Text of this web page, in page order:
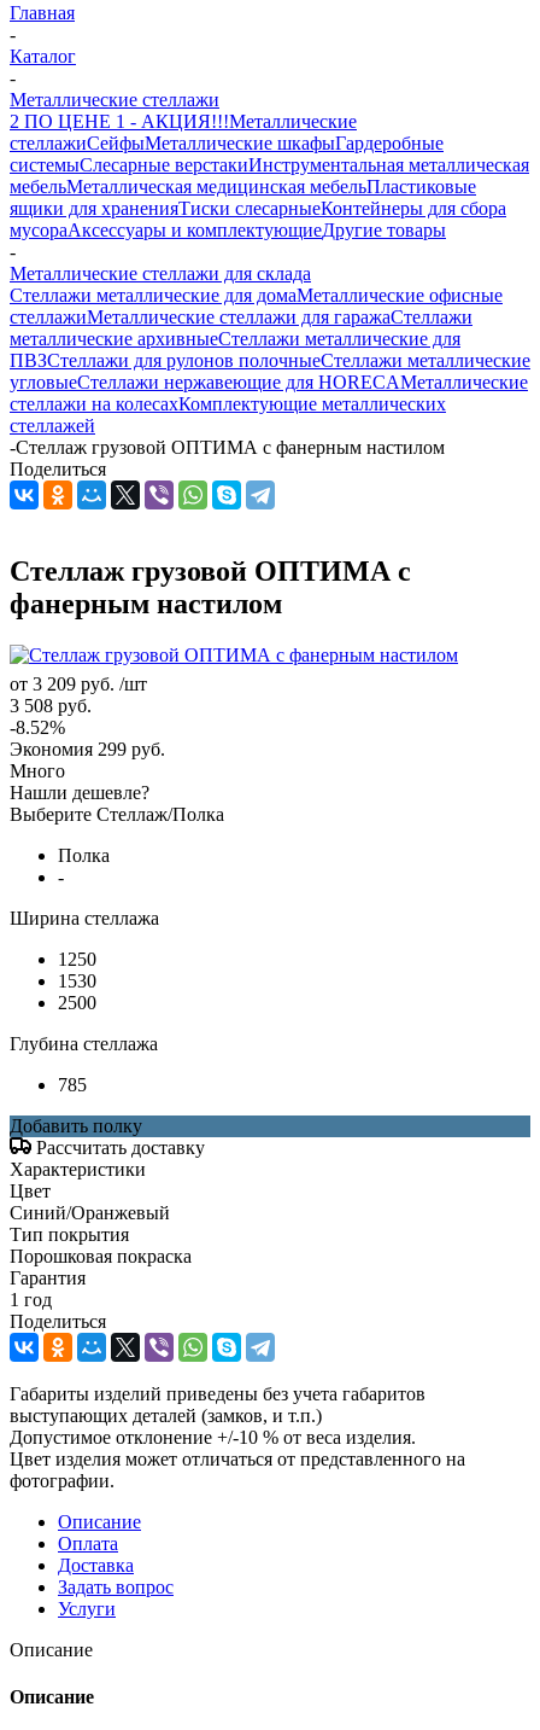
Главная
-
Каталог
-
Металлические стеллажи
2 ПО ЦЕНЕ 1 - АКЦИЯ!!!Металлические
стеллажиСейфыМеталлические шкафыГардеробные
системыСлесарные верстакиИнструментальная металлическая
мебельМеталлическая медицинская мебельПластиковые
ящики для храненияТиски слесарныеКонтейнеры для сбора
мусораАксессуары и комплектующиеДругие товары
-
Металлические стеллажи для склада
Стеллажи металлические для домаМеталлические офисные
стеллажиМеталлические стеллажи для гаражаСтеллажи
металлические архивныеСтеллажи металлические для
ПВЗСтеллажи для рулонов полочныеСтеллажи металлические
угловыеСтеллажи нержавеющие для HORECAМеталлические
стеллажи на колесахКомплектующие металлических
стеллажей
-Стеллаж грузовой ОПТИМА с фанерным настилом
Поделиться
Стеллаж грузовой ОПТИМА с
фанерным настилом
от 3 209 руб. /шт
3 508 руб.
-8.52%
Экономия 299 руб.
Много
Нашли дешевле?
Выберите Стеллаж/Полка
Полка
-
Ширина стеллажа
1250
1530
2500
Глубина стеллажа
785
Добавить полку
Рассчитать доставку
Характеристики
Цвет
Синий/Оранжевый
Тип покрытия
Порошковая покраска
Гарантия
1 год
Поделиться
Габариты изделий приведены без учета габаритов
выступающих деталей (замков, и т.п.)
Допустимое отклонение +/-10 % от веса изделия.
Цвет изделия может отличаться от представленного на
фотографии.
Описание
Оплата
Доставка
Задать вопрос
Услуги
Описание
Описание